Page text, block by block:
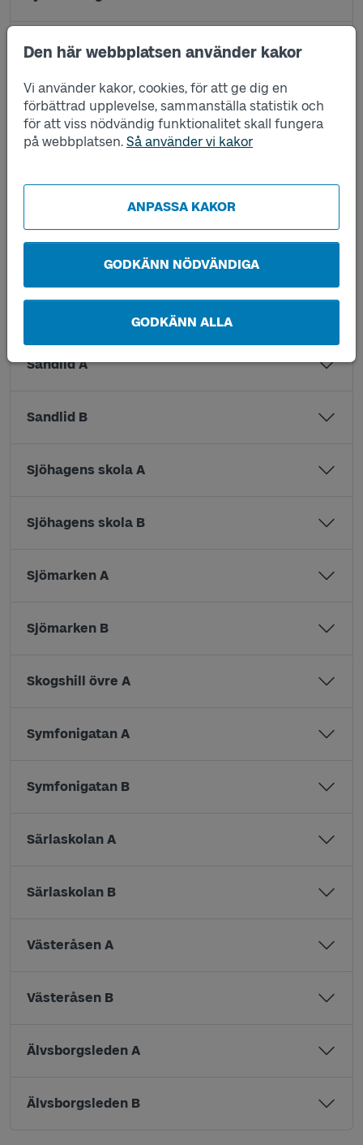
Den här webbplatsen använder kakor
Vi använder kakor, cookies, för att ge dig en
förbättrad upplevelse, sammanställa statistik och
för att viss nödvändig funktionalitet skall fungera
på webbplatsen. Så använder vi kakor
ANPASSA KAKOR
GODKÄNN NÖDVÄNDIGA
GODKÄNN ALLA
Nya Zeeland A
Nya Zeeland B
Sandared station A
Sandared station C
Sandareds kyrka A
Sandlid A
Sandlid B
Sjöhagens skola A
Sjöhagens skola B
Sjömarken A
Sjömarken B
Skogshill övre A
Symfonigatan A
Symfonigatan B
Särlaskolan A
Särlaskolan B
Västeråsen A
Västeråsen B
Älvsborgsleden A
Älvsborgsleden B